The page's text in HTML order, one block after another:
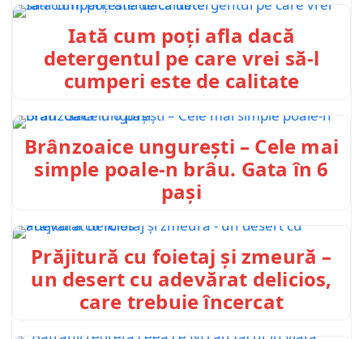
Iată cum poți afla dacă
detergentul pe care vrei să-l
cumperi este de calitate
Brânzoaice ungurești – Cele mai
simple poale-n brâu. Gata în 6
pași
Prăjitură cu foietaj și zmeură –
un desert cu adevărat delicios,
care trebuie încercat